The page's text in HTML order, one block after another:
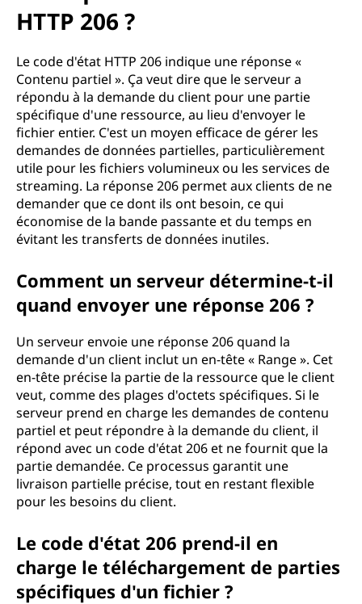
H
HTTP 206 ?
Le code d'état HTTP 206 indique une réponse «
Contenu partiel ». Ça veut dire que le serveur a
répondu à la demande du client pour une partie
spécifique d'une ressource, au lieu d'envoyer le
fichier entier. C'est un moyen efficace de gérer les
demandes de données partielles, particulièrement
utile pour les fichiers volumineux ou les services de
streaming. La réponse 206 permet aux clients de ne
demander que ce dont ils ont besoin, ce qui
économise de la bande passante et du temps en
évitant les transferts de données inutiles.
Comment un serveur détermine-t-il
quand envoyer une réponse 206 ?
Un serveur envoie une réponse 206 quand la
demande d'un client inclut un en-tête « Range ». Cet
en-tête précise la partie de la ressource que le client
veut, comme des plages d'octets spécifiques. Si le
serveur prend en charge les demandes de contenu
partiel et peut répondre à la demande du client, il
répond avec un code d'état 206 et ne fournit que la
partie demandée. Ce processus garantit une
livraison partielle précise, tout en restant flexible
pour les besoins du client.
Le code d'état 206 prend-il en
charge le téléchargement de parties
spécifiques d'un fichier ?